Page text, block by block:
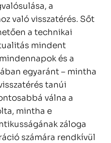
a
való visszatérés. Sőt
a technikai
mindent
és a
egyaránt – mintha
tanúi
válna a
mintha e
záloga
számára rendkívül